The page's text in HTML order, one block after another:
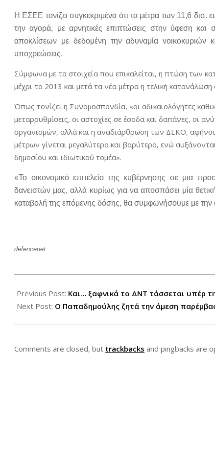
Η ΕΣΕΕ τονίζει συγκεκριμένα ότι τα μέτρα των 11,6
την αγορά, με αρνητικές επιπτώσεις στην ύφεση και
αποκλίσεων με δεδομένη την αδυναμία νοικοκυριών
υποχρεώσεις.
Σύμφωνα με τα στοιχεία που επικαλείται, η πτώση των
μέχρι το 2013 και μετά τα νέα μέτρα η τελική
Όπως τονίζει η Συνομοσπονδία, «οι αδικαιολόγητες
μεταρρυθμίσεις, οι αστοχίες σε έσοδα και δαπάνες, οι
οργανισμών, αλλά και η αναδιάρθρωση των ΔΕΚΟ,
μέτρων γίνεται μεγαλύτερο και βαρύτερο, ενώ
δημοσίου και ιδιωτικού τομέα».
«Το οικονομικό επιτελείο της κυβέρνησης σε μια
δανειστών μας, αλλά κυρίως για να αποσπάσει μία
καταβολή της επόμενης δόσης, θα συμφωνήσουμε με
defencenet
08-
07
Previous Post: Και… ξαφνικά το ΔΝΤ τάσσεται υπέρ
Next Post: Ο Παπαδημούλης ζητά την άμεση
Comments are closed, but trackbacks and pingbacks are